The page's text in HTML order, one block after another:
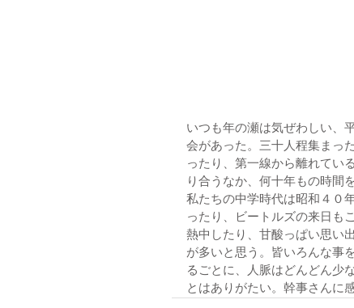
いつも年の瀬は気ぜわしい、
会があった。三十人程集まっ
ったり、第一線から離れてい
り合うなか、何十年もの時間
私たちの中学時代は昭和４０
ったり、ビートルズの来日も
熱中したり、甘酸っぱい思い
が多いと思う。皆いろんな事
るごとに、人脈はどんどん少
とはありがたい。幹事さんに